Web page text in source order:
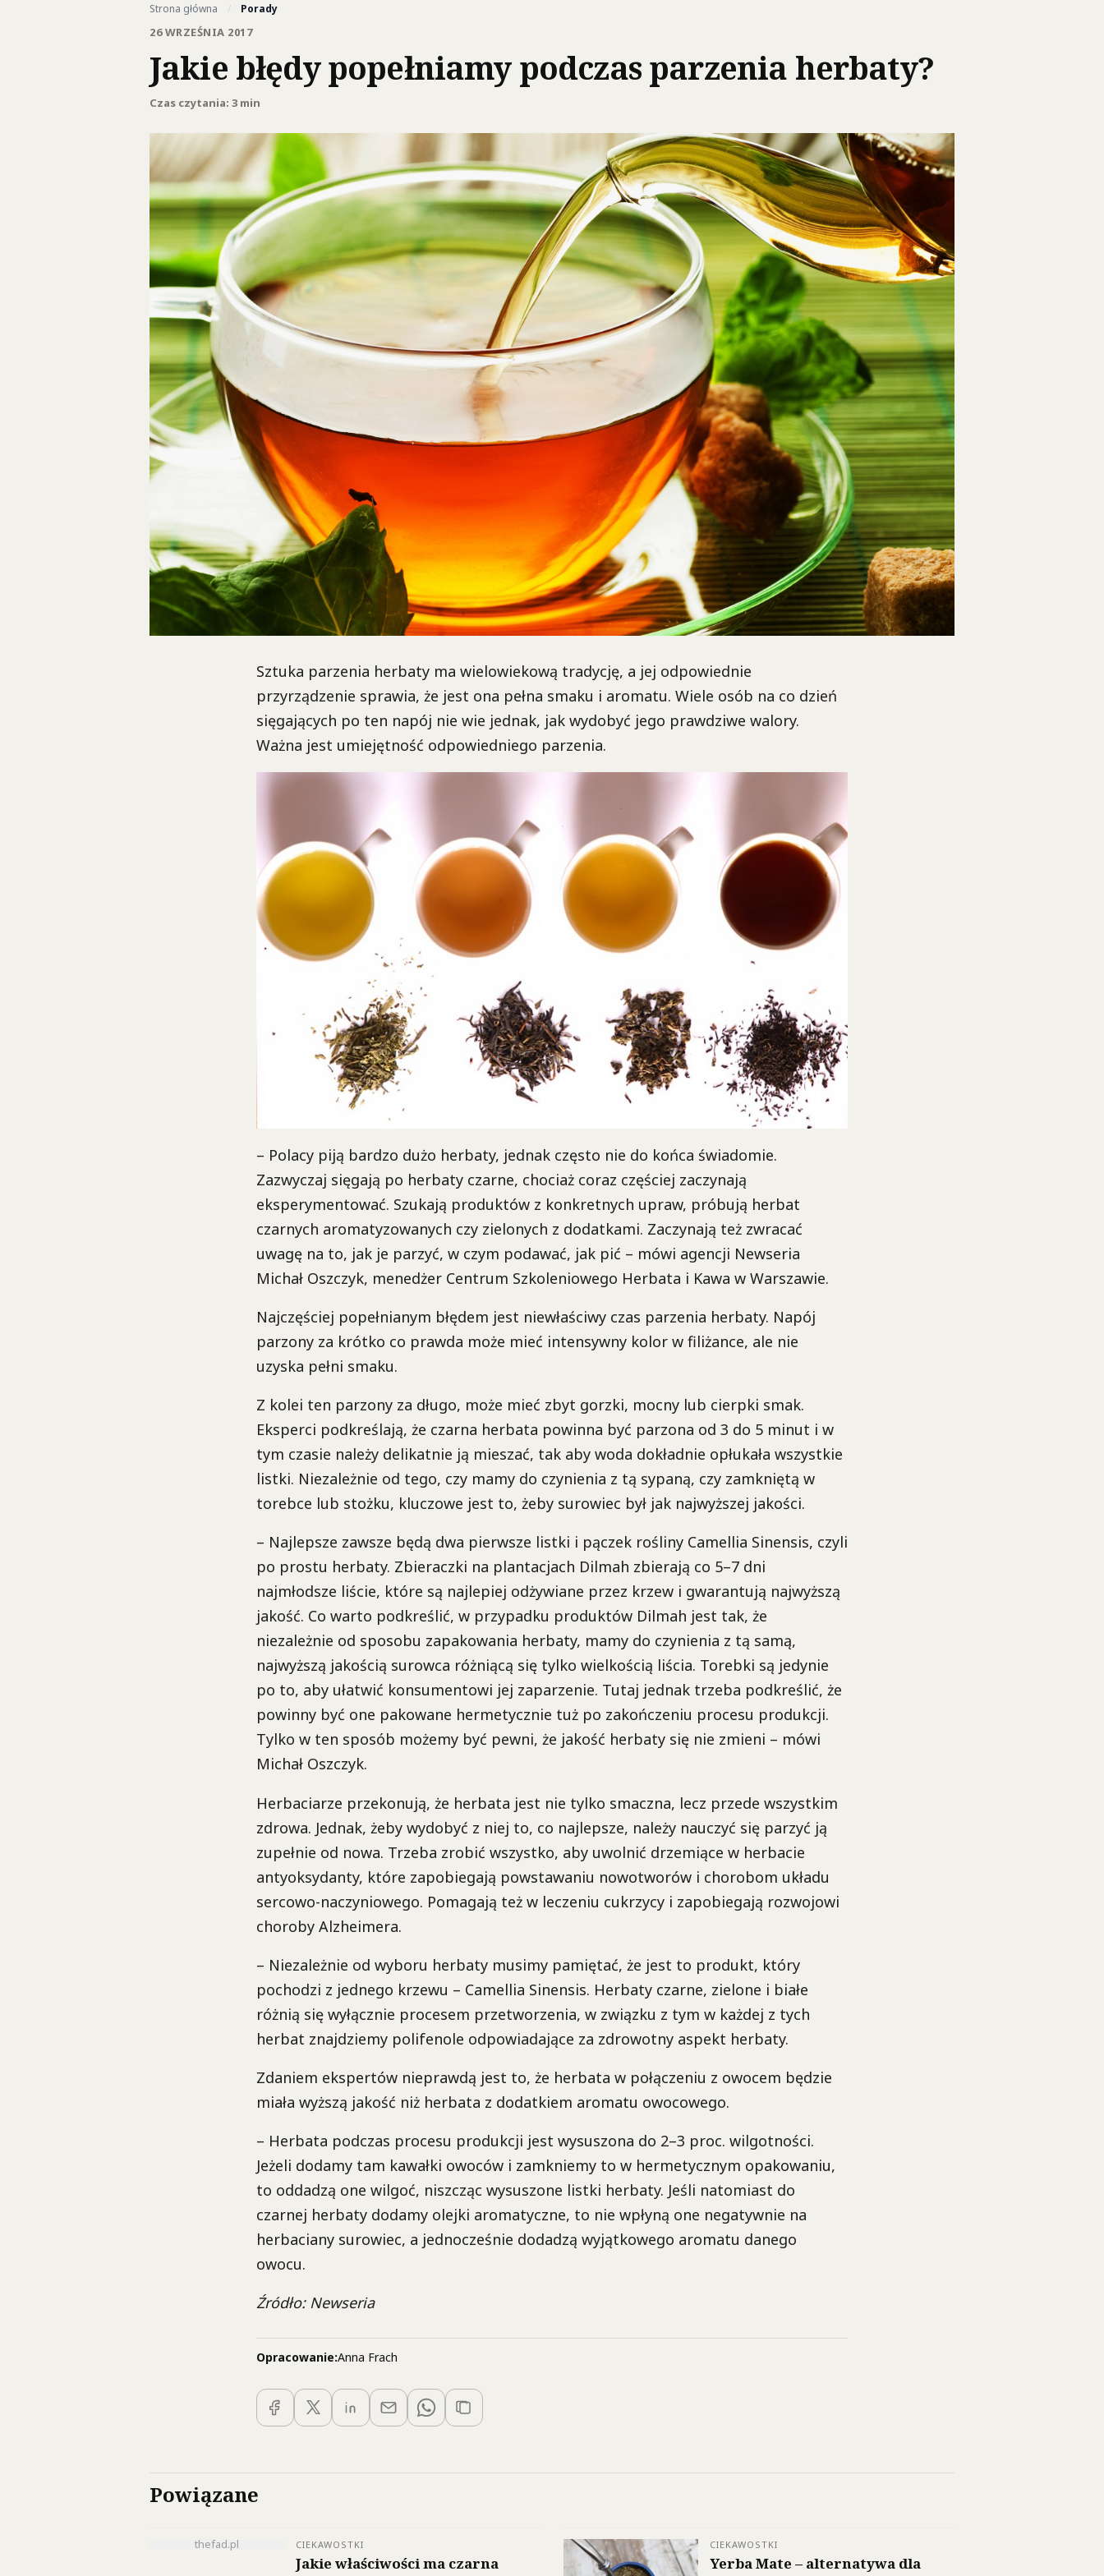
Strona główna / Porady
26 WRZEŚNIA 2017
Jakie błędy popełniamy podczas parzenia herbaty?
Czas czytania: 3 min
Sztuka parzenia herbaty ma wielowiekową tradycję, a jej odpowiednie
przyrządzenie sprawia, że jest ona pełna smaku i aromatu. Wiele osób na co dzień
sięgających po ten napój nie wie jednak, jak wydobyć jego prawdziwe walory.
Ważna jest umiejętność odpowiedniego parzenia.
– Polacy piją bardzo dużo herbaty, jednak często nie do końca świadomie.
Zazwyczaj sięgają po herbaty czarne, chociaż coraz częściej zaczynają
eksperymentować. Szukają produktów z konkretnych upraw, próbują herbat
czarnych aromatyzowanych czy zielonych z dodatkami. Zaczynają też zwracać
uwagę na to, jak je parzyć, w czym podawać, jak pić – mówi agencji Newseria
Michał Oszczyk, menedżer Centrum Szkoleniowego Herbata i Kawa w Warszawie.
Najczęściej popełnianym błędem jest niewłaściwy czas parzenia herbaty. Napój
parzony za krótko co prawda może mieć intensywny kolor w filiżance, ale nie
uzyska pełni smaku.
Z kolei ten parzony za długo, może mieć zbyt gorzki, mocny lub cierpki smak.
Eksperci podkreślają, że czarna herbata powinna być parzona od 3 do 5 minut i w
tym czasie należy delikatnie ją mieszać, tak aby woda dokładnie opłukała wszystkie
listki. Niezależnie od tego, czy mamy do czynienia z tą sypaną, czy zamkniętą w
torebce lub stożku, kluczowe jest to, żeby surowiec był jak najwyższej jakości.
– Najlepsze zawsze będą dwa pierwsze listki i pączek rośliny Camellia Sinensis, czyli
po prostu herbaty. Zbieraczki na plantacjach Dilmah zbierają co 5–7 dni
najmłodsze liście, które są najlepiej odżywiane przez krzew i gwarantują najwyższą
jakość. Co warto podkreślić, w przypadku produktów Dilmah jest tak, że
niezależnie od sposobu zapakowania herbaty, mamy do czynienia z tą samą,
najwyższą jakością surowca różniącą się tylko wielkością liścia. Torebki są jedynie
po to, aby ułatwić konsumentowi jej zaparzenie. Tutaj jednak trzeba podkreślić, że
powinny być one pakowane hermetycznie tuż po zakończeniu procesu produkcji.
Tylko w ten sposób możemy być pewni, że jakość herbaty się nie zmieni – mówi
Michał Oszczyk.
Herbaciarze przekonują, że herbata jest nie tylko smaczna, lecz przede wszystkim
zdrowa. Jednak, żeby wydobyć z niej to, co najlepsze, należy nauczyć się parzyć ją
zupełnie od nowa. Trzeba zrobić wszystko, aby uwolnić drzemiące w herbacie
antyoksydanty, które zapobiegają powstawaniu nowotworów i chorobom układu
sercowo-naczyniowego. Pomagają też w leczeniu cukrzycy i zapobiegają rozwojowi
choroby Alzheimera.
– Niezależnie od wyboru herbaty musimy pamiętać, że jest to produkt, który
pochodzi z jednego krzewu – Camellia Sinensis. Herbaty czarne, zielone i białe
różnią się wyłącznie procesem przetworzenia, w związku z tym w każdej z tych
herbat znajdziemy polifenole odpowiadające za zdrowotny aspekt herbaty.
Zdaniem ekspertów nieprawdą jest to, że herbata w połączeniu z owocem będzie
miała wyższą jakość niż herbata z dodatkiem aromatu owocowego.
– Herbata podczas procesu produkcji jest wysuszona do 2–3 proc. wilgotności.
Jeżeli dodamy tam kawałki owoców i zamkniemy to w hermetycznym opakowaniu,
to oddadzą one wilgoć, niszcząc wysuszone listki herbaty. Jeśli natomiast do
czarnej herbaty dodamy olejki aromatyczne, to nie wpłyną one negatywnie na
herbaciany surowiec, a jednocześnie dodadzą wyjątkowego aromatu danego
owocu.
Źródło: Newseria
Opracowanie:Anna Frach
Powiązane
thefad.pl CIEKAWOSTKI
Jakie właściwości ma czarna
CIEKAWOSTKI
Yerba Mate – alternatywa dla